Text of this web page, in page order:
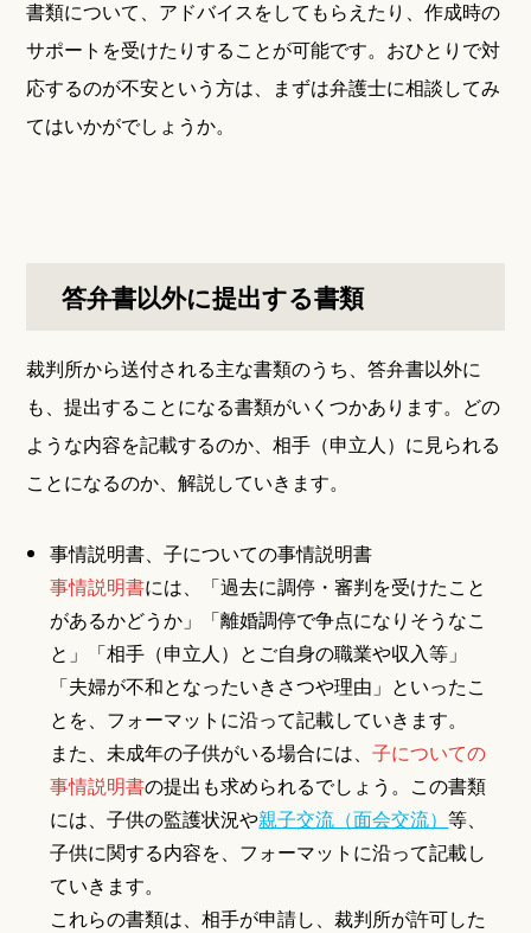
書類について、アドバイスをしてもらえたり、作成時の
サポートを受けたりすることが可能です。おひとりで対
応するのが不安という方は、まずは弁護士に相談してみ
てはいかがでしょうか。
答弁書以外に提出する書類
裁判所から送付される主な書類のうち、答弁書以外に
も、提出することになる書類がいくつかあります。どの
ような内容を記載するのか、相手（申立人）に見られる
ことになるのか、解説していきます。
事情説明書、子についての事情説明書
事情説明書には、「過去に調停・審判を受けたこと
があるかどうか」「離婚調停で争点になりそうなこ
と」「相手（申立人）とご自身の職業や収入等」
「夫婦が不和となったいきさつや理由」といったこ
とを、フォーマットに沿って記載していきます。
また、未成年の子供がいる場合には、子についての
事情説明書の提出も求められるでしょう。この書類
には、子供の監護状況や親子交流（面会交流）等、
子供に関する内容を、フォーマットに沿って記載し
ていきます。
これらの書類は、相手が申請し、裁判所が許可した